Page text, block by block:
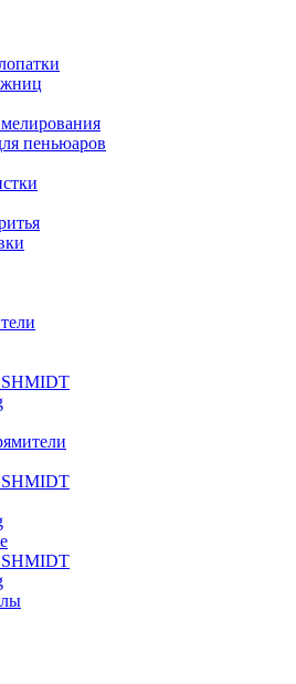
пеньюаров